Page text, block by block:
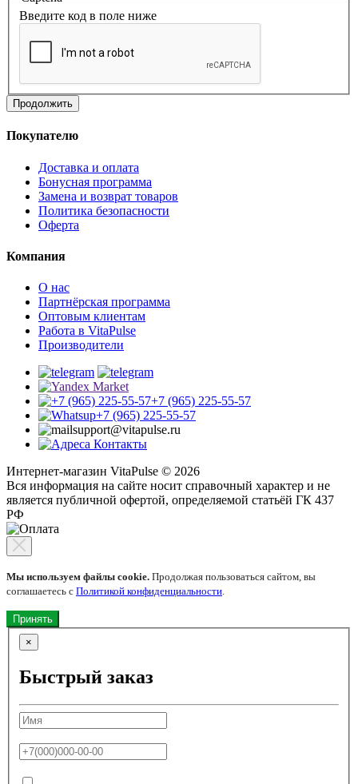
Введите код в поле ниже
Продолжить
Покупателю
Доставка и оплата
Бонусная программа
Замена и возврат товаров
Политика безопасности
Оферта
Компания
О нас
Партнёрская программа
Оптовым клиентам
Работа в VitaPulse
Производители
+7 (965) 225-55-57
+7 (965) 225-55-57
support@vitapulse.ru
Контакты
Интернет-магазин VitaPulse © 2026
Вся информация на сайте носит справочный характер и не
является публичной офертой, определяемой статьёй ГК 437
РФ
Мы используем файлы cookie. Продолжая пользоваться сайтом, вы
соглашаетесь с Политикой конфиденциальности.
Принять
×
Быстрый заказ